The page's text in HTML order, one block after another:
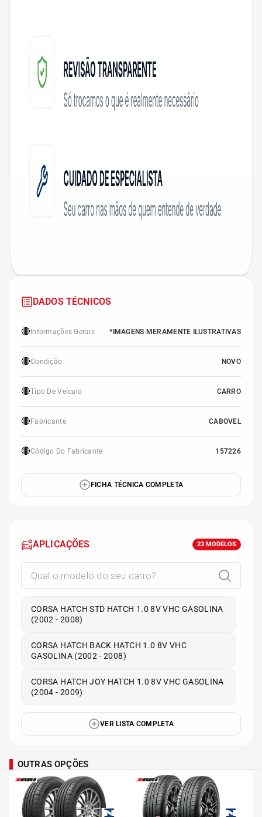
DADOS TÉCNICOS
🔴 Informações Gerais *IMAGENS MERAMENTE ILUSTRATIVAS
🔴Condição NOVO
🔴Tipo De Veículo CARRO
🔴 Fabricante CABOVEL
🔴Código Do Fabricante 157226
FICHA TÉCNICA COMPLETA
APLICAÇÕES 23 MODELOS
CORSA HATCH STD HATCH 1.0 8V VHC GASOLINA
(2002 - 2008)
CORSA HATCH BACK HATCH 1.0 8V VHC
GASOLINA (2002 - 2008)
CORSA HATCH JOY HATCH 1.0 8V VHC GASOLINA
(2004 - 2009)
VER LISTA COMPLETA
OUTRAS OPÇÕES